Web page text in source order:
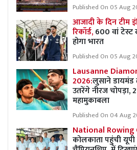
Published On 05 Aug
आजादी के दिन टीम
रिकॉर्ड,600 वां टेस्ट
होगा भारत
Published On 05 Aug
Lausanne
2026:लुसाने
उतरेंगे नीरज चोपड़ा,
महामुकाबला
Published On 04 Aug
National Rowing
कोलकाता पहुंची यूपी